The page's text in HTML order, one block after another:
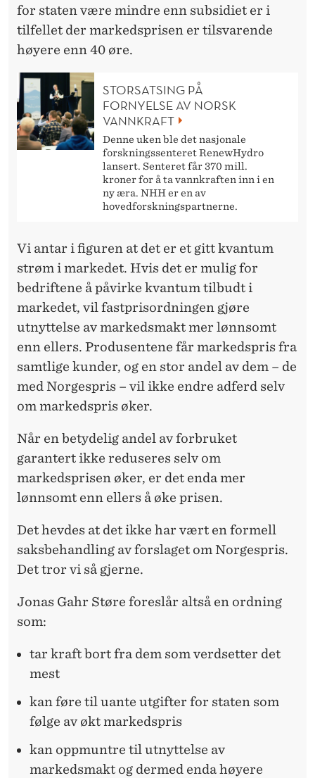
for staten være mindre enn subsidiet er i
tilfellet der markedsprisen er tilsvarende
høyere enn 40 øre.
STORSATSING PÅ
FORNYELSE AV NORSK
VANNKRAFT
Denne uken ble det nasjonale
forskningssenteret RenewHydro
lansert. Senteret får 370 mill.
kroner for å ta vannkraften inn i en
ny æra. NHH er en av
hovedforskningspartnerne.
Vi antar i figuren at det er et gitt kvantum
strøm i markedet. Hvis det er mulig for
bedriftene å påvirke kvantum tilbudt i
markedet, vil fastprisordningen gjøre
utnyttelse av markedsmakt mer lønnsomt
enn ellers. Produsentene får markedspris fra
samtlige kunder, og en stor andel av dem – de
med Norgespris – vil ikke endre adferd selv
om markedspris øker.
Når en betydelig andel av forbruket
garantert ikke reduseres selv om
markedsprisen øker, er det enda mer
lønnsomt enn ellers å øke prisen.
Det hevdes at det ikke har vært en formell
saksbehandling av forslaget om Norgespris.
Det tror vi så gjerne.
Jonas Gahr Støre foreslår altså en ordning
som:
tar kraft bort fra dem som verdsetter det
mest
kan føre til uante utgifter for staten som
følge av økt markedspris
kan oppmuntre til utnyttelse av
markedsmakt og dermed enda høyere